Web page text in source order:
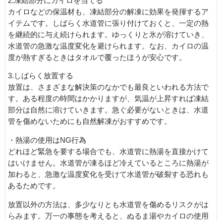
カイロなどの保温材も、凍結部分の解凍に効果を発揮するア
イテムです。しばらく水道管に張り付けておくと、一定の熱
を継続的に与え続けられます。ゆっくりと氷が溶けていき、
水道管の急激な温度変化を避けられます。なお、カイロの温
度が熱すぎるときはタオルで覆ったほうが安心です。
3.しばらく放置する
放置は、さまざまな解決策のなかでも最良といわれる方法で
す。ある程度の時間はかかりますが、気温が上昇すれば凍結
部分は自然に溶けていきます。急ぐ必要がないときは、水道
管を傷めないためにも自然解凍がおすすめです。
・熱湯の使用はNG行為
どれほど緊急を要する場合でも、水道管に熱湯を直接かけて
はいけません。水道管が凍るほど冷えているところに熱湯が
加わると、急激な温度変化を受けて水道管が破裂する恐れも
あるためです。
放置以外の方法は、多少なりとも水道管を傷めるリスクがは
らみます。万一の事態を考えると、ぬるま湯やカイロの使用